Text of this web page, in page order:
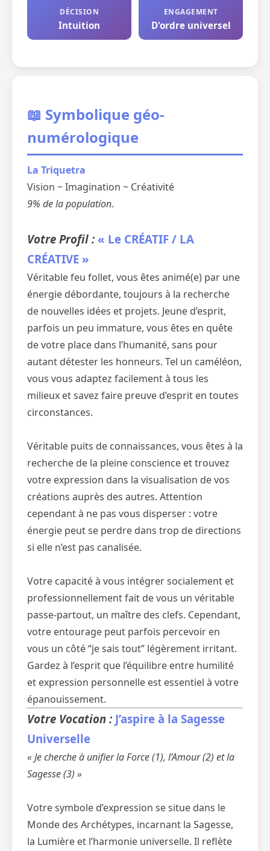
DÉCISION
Intuition
ENGAGEMENT
D'ordre universel
📖 Symbolique géo-
numérologique
La Triquetra
Vision ~ Imagination ~ Créativité
9% de la population.
Votre Profil : « Le CRÉATIF / LA
CRÉATIVE »
Véritable feu follet, vous êtes animé(e) par une
énergie débordante, toujours à la recherche
de nouvelles idées et projets. Jeune d’esprit,
parfois un peu immature, vous êtes en quête
de votre place dans l’humanité, sans pour
autant détester les honneurs. Tel un caméléon,
vous vous adaptez facilement à tous les
milieux et savez faire preuve d’esprit en toutes
circonstances.
Véritable puits de connaissances, vous êtes à la
recherche de la pleine conscience et trouvez
votre expression dans la visualisation de vos
créations auprès des autres. Attention
cependant à ne pas vous disperser : votre
énergie peut se perdre dans trop de directions
si elle n’est pas canalisée.
Votre capacité à vous intégrer socialement et
professionnellement fait de vous un véritable
passe-partout, un maître des clefs. Cependant,
votre entourage peut parfois percevoir en
vous un côté “je sais tout” légèrement irritant.
Gardez à l’esprit que l’équilibre entre humilité
et expression personnelle est essentiel à votre
épanouissement.
Votre Vocation : J’aspire à la Sagesse
Universelle
« Je cherche à unifier la Force (1), l’Amour (2) et la
Sagesse (3) »
Votre symbole d’expression se situe dans le
Monde des Archétypes, incarnant la Sagesse,
la Lumière et l’harmonie universelle. Il reflète